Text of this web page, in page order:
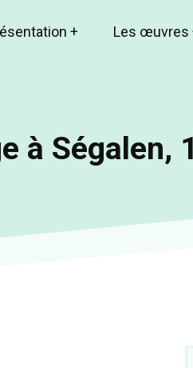
+ Les œuvres
à Ségalen,